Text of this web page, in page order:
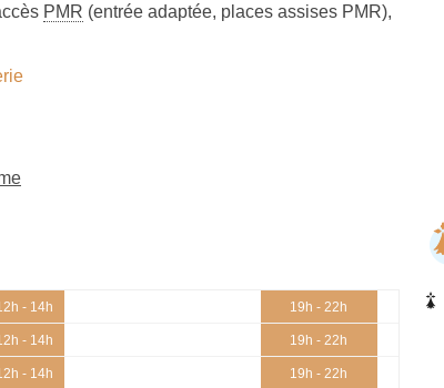
PMR (entrée adaptée, places assises PMR),
- 14h 19h - 22h
- 14h 19h - 22h
- 14h 19h - 22h